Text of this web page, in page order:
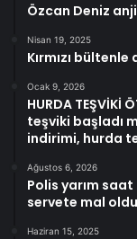
Özcan Deniz
Nisan 19, 2025
Kırmızı
Ocak 9, 2026
HURDA TEŞVİKİ
teşviki başladı
indirimi, hurda
Ağustos 6, 2026
Polis yarım
servete mal oldu
Haziran 15, 2025